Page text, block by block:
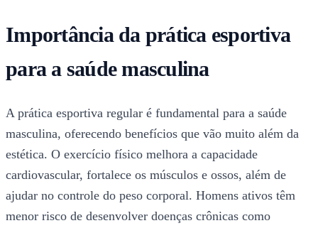
Importância da prática esportiva
para a saúde masculina
A prática esportiva regular é fundamental para a saúde
masculina, oferecendo benefícios que vão muito além da
estética. O exercício físico melhora a capacidade
cardiovascular, fortalece os músculos e ossos, além de
ajudar no controle do peso corporal. Homens ativos têm
menor risco de desenvolver doenças crônicas como